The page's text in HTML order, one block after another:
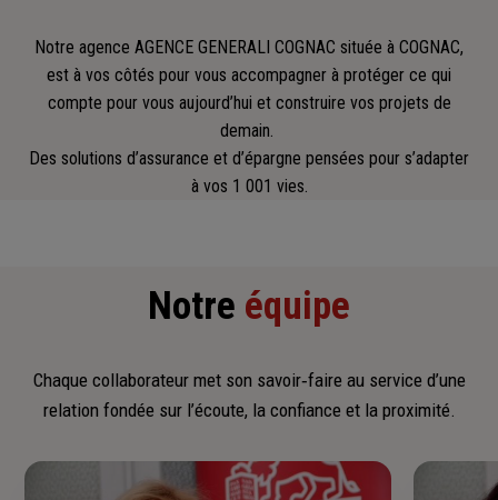
Notre agence AGENCE GENERALI COGNAC située à COGNAC,
est à vos côtés pour vous accompagner à protéger ce qui
compte pour vous aujourd’hui et construire vos projets de
demain.
Des solutions d’assurance et d’épargne pensées pour s’adapter
à vos 1 001 vies.
Notre équipe
Chaque collaborateur met son savoir‑faire au service d’une
relation fondée sur l’écoute, la confiance et la proximité.